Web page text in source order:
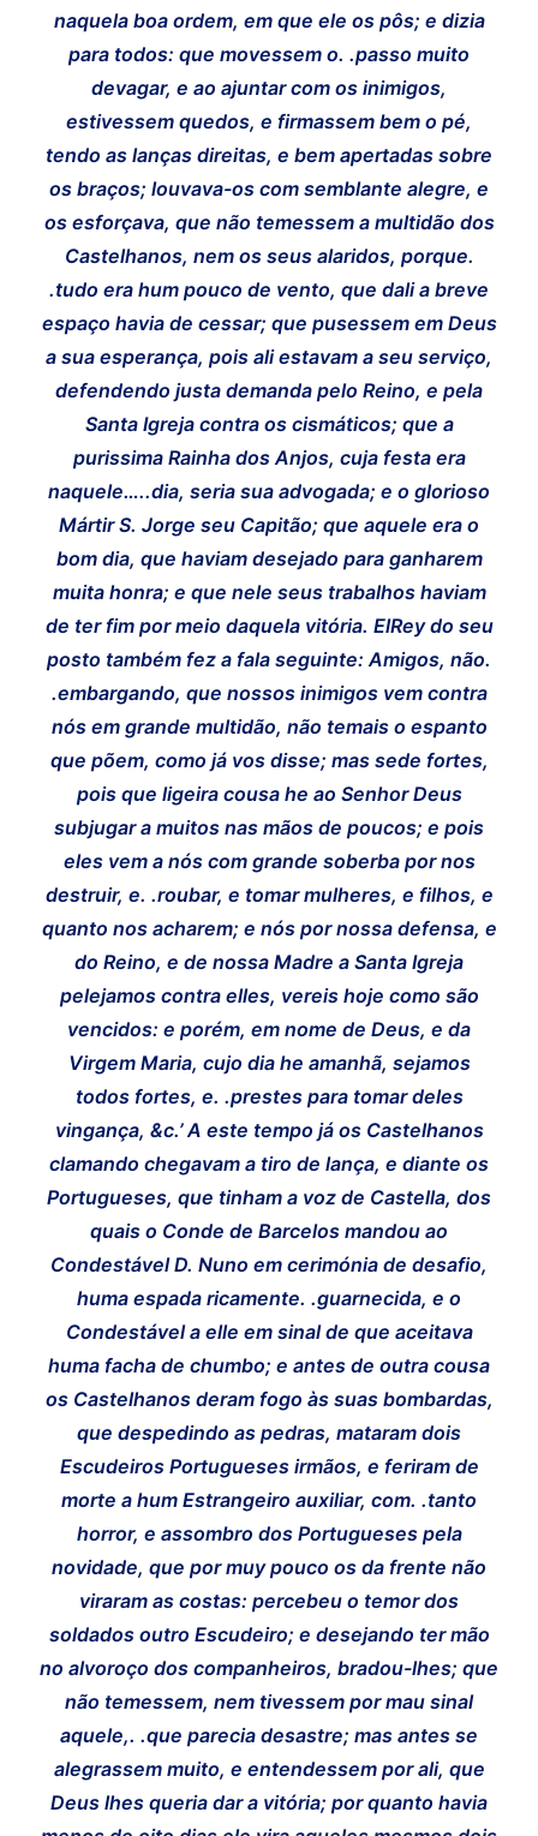
naquela boa ordem, em que ele os pôs; e dizia
para todos: que movessem o. .passo muito
devagar, e ao ajuntar com os inimigos,
estivessem quedos, e firmassem bem o pé,
tendo as lanças direitas, e bem apertadas sobre
os braços; louvava-os com semblante alegre, e
os esforçava, que não temessem a multidão dos
Castelhanos, nem os seus alaridos, porque.
.tudo era hum pouco de vento, que dali a breve
espaço havia de cessar; que pusessem em Deus
a sua esperança, pois ali estavam a seu serviço,
defendendo justa demanda pelo Reino, e pela
Santa Igreja contra os cismáticos; que a
purissima Rainha dos Anjos, cuja festa era
naquele…..dia, seria sua advogada; e o glorioso
Mártir S. Jorge seu Capitão; que aquele era o
bom dia, que haviam desejado para ganharem
muita honra; e que nele seus trabalhos haviam
de ter fim por meio daquela vitória. ElRey do seu
posto também fez a fala seguinte: Amigos, não.
.embargando, que nossos inimigos vem contra
nós em grande multidão, não temais o espanto
que põem, como já vos disse; mas sede fortes,
pois que ligeira cousa he ao Senhor Deus
subjugar a muitos nas mãos de poucos; e pois
eles vem a nós com grande soberba por nos
destruir, e. .roubar, e tomar mulheres, e filhos, e
quanto nos acharem; e nós por nossa defensa, e
do Reino, e de nossa Madre a Santa Igreja
pelejamos contra elles, vereis hoje como são
vencidos: e porém, em nome de Deus, e da
Virgem Maria, cujo dia he amanhã, sejamos
todos fortes, e. .prestes para tomar deles
vingança, &c.’ A este tempo já os Castelhanos
clamando chegavam a tiro de lança, e diante os
Portugueses, que tinham a voz de Castella, dos
quais o Conde de Barcelos mandou ao
Condestável D. Nuno em cerimónia de desafio,
huma espada ricamente. .guarnecida, e o
Condestável a elle em sinal de que aceitava
huma facha de chumbo; e antes de outra cousa
os Castelhanos deram fogo às suas bombardas,
que despedindo as pedras, mataram dois
Escudeiros Portugueses irmãos, e feriram de
morte a hum Estrangeiro auxiliar, com. .tanto
horror, e assombro dos Portugueses pela
novidade, que por muy pouco os da frente não
viraram as costas: percebeu o temor dos
soldados outro Escudeiro; e desejando ter mão
no alvoroço dos companheiros, bradou-lhes; que
não temessem, nem tivessem por mau sinal
aquele,. .que parecia desastre; mas antes se
alegrassem muito, e entendessem por ali, que
Deus lhes queria dar a vitória; por quanto havia